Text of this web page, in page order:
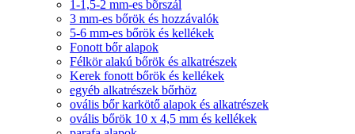
1-1,5-2 mm-es bõrszál
3 mm-es bőrök és hozzávalók
5-6 mm-es bőrök és kellékek
Fonott bőr alapok
Félkör alakú bőrök és alkatrészek
Kerek fonott bőrök és kellékek
egyéb alkatrészek bőrhöz
ovális bőr karkötő alapok és alkatrészek
ovális bőrök 10 x 4,5 mm és kellékek